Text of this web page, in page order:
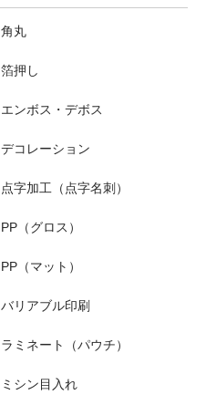
角丸
箔押し
エンボス・デボス
デコレーション
点字加工（点字名刺）
PP（グロス）
PP（マット）
バリアブル印刷
ラミネート（パウチ）
ミシン目入れ